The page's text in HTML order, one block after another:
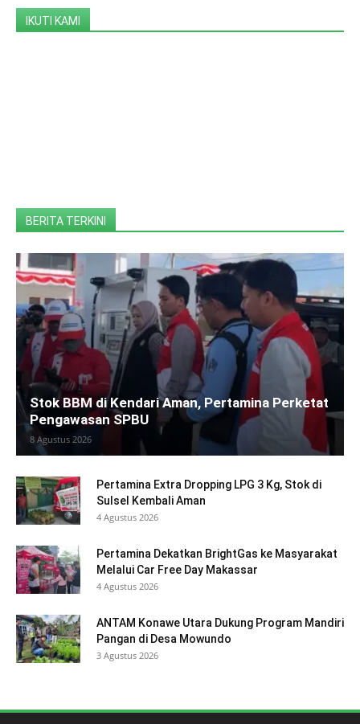
IKUTI KAMI
BERITA TERKINI
Stok BBM di Kendari Aman, Pertamina Perketat
Pengawasan SPBU
8 Agustus 2026
Pertamina Extra Dropping LPG 3 Kg, Stok di
Sulsel Kembali Aman
4 Agustus 2026
Pertamina Dekatkan BrightGas ke Masyarakat
Melalui Car Free Day Makassar
4 Agustus 2026
ANTAM Konawe Utara Dukung Program Mandiri
Pangan di Desa Mowundo
3 Agustus 2026